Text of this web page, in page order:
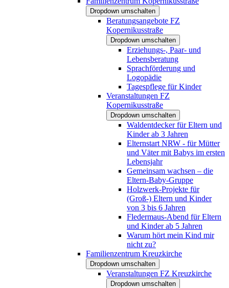
Dropdown umschalten
Beratungsangebote FZ
Kopernikusstraße
Dropdown umschalten
Erziehungs-, Paar- und
Lebensberatung
Sprachförderung und
Logopädie
Tagespflege für Kinder
Veranstaltungen FZ
Kopernikusstraße
Dropdown umschalten
Waldentdecker für Eltern und
Kinder ab 3 Jahren
Elternstart NRW - für Mütter
und Väter mit Babys im ersten
Lebensjahr
Gemeinsam wachsen – die
Eltern-Baby-Gruppe
Holzwerk-Projekte für
(Groß-) Eltern und Kinder
von 3 bis 6 Jahren
Fledermaus-Abend für Eltern
und Kinder ab 5 Jahren
Warum hört mein Kind mir
nicht zu?
Familienzentrum Kreuzkirche
Dropdown umschalten
Veranstaltungen FZ Kreuzkirche
Dropdown umschalten